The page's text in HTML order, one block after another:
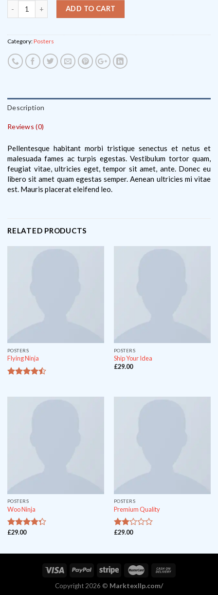
ADD TO CART
Category:Posters
Description
Reviews (0)
Pellentesque habitant morbi tristique senectus et netus et
malesuada fames ac turpis egestas. Vestibulum tortor quam,
feugiat vitae, ultricies eget, tempor sit amet, ante. Donec eu
libero sit amet quam egestas semper. Aenean ultricies mi vitae
est. Mauris placerat eleifend leo.
RELATED PRODUCTS
POSTERS
Flying Ninja
POSTERS
Ship Your Idea
£29.00
POSTERS
Woo Ninja
4out of
£29.00
POSTERS
Premium Quality
2
£29.00
Copyright 2026 © Marktexllp.com/